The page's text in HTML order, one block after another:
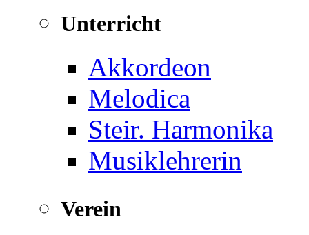
Unterricht
Akkordeon
Melodica
Steir. Harmonika
Musiklehrerin
Verein